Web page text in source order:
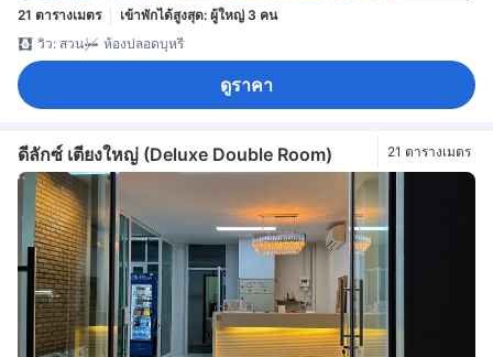
21 ตารางเมตร
เข้าพักได้สูงสุด: ผู้ใหญ่ 3 คน
วิว: สวน
ห้องปลอดบุหรี่
ดูราคา
ดีลักซ์ เตียงใหญ่ (Deluxe Double Room) 21 ตารางเมตร